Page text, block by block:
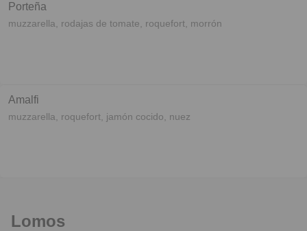
Porteña
muzzarella, rodajas de tomate, roquefort, morrón
Amalfi
muzzarella, roquefort, jamón cocido, nuez
Lomos